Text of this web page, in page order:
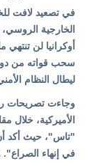
في تصعيد لافت
الخارجية
أوكرانيا لن
سحب قواته من دول
ليطال النظام
وجاءت تصريحات
الأميركية، خلال
"تاس"، حيث أكد
في إنهاء الصراع".